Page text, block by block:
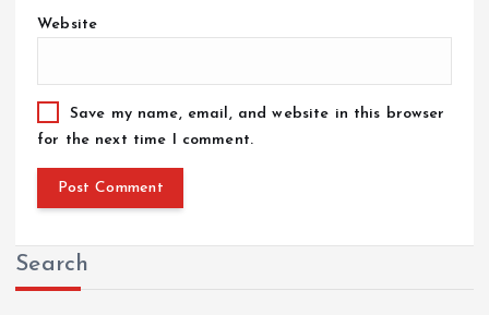
Website
Save my name, email, and website in this browser
for the next time I comment.
Search